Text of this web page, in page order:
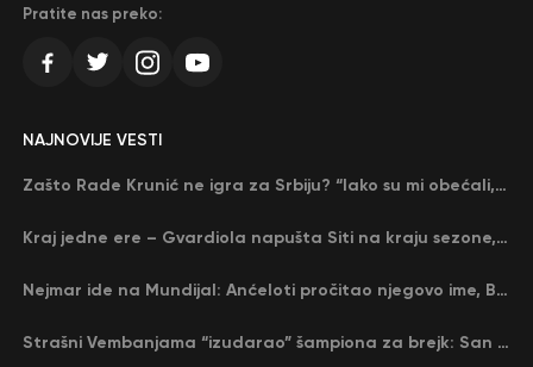
Pratite nas preko:
NAJNOVIJE VESTI
Zašto Rade Krunić ne igra za Srbiju? “Iako su mi obećali, niko me nije zvao…”
Kraj jedne ere – Gvardiola napušta Siti na kraju sezone, menja ga njegov nekadašnji rival
Nejmar ide na Mundijal: Anćeloti pročitao njegovo ime, Brazil u delirijumu (VIDEO)
Strašni Vembanjama “izudarao” šampiona za brejk: San Antonio poveo protiv Oklahome